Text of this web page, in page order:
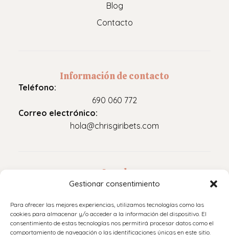
Gestionar consentimiento
Para ofrecer las mejores experiencias, utilizamos tecnologías como las
cookies para almacenar y/o acceder a la información del dispositivo. El
consentimiento de estas tecnologías nos permitirá procesar datos como el
comportamiento de navegación o las identificaciones únicas en este sitio.
Blog
Contacto
Información de contacto
Teléfono:
690 060 772
Correo electrónico:
hola@chrisgiribets.com
Legal
Política de privacidad
Accesibilidad